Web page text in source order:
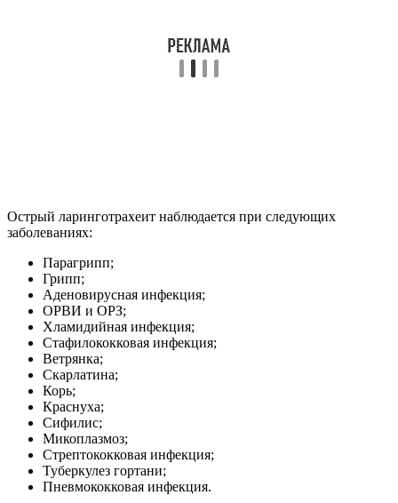
Острый ларинготрахеит наблюдается при следующих
заболеваниях:
Парагрипп;
Грипп;
Аденовирусная инфекция;
ОРВИ и ОРЗ;
Хламидийная инфекция;
Стафилококковая инфекция;
Ветрянка;
Скарлатина;
Корь;
Краснуха;
Сифилис;
Микоплазмоз;
Стрептококковая инфекция;
Туберкулез гортани;
Пневмококковая инфекция.